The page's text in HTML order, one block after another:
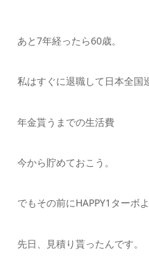
あと7年経ったら60歳。
私はすぐに退職して日本全国
年金貰うまでの生活費
今から貯めておこう。
でもその前にHAPPY1ターボ
先日、見積り貰ったんです。